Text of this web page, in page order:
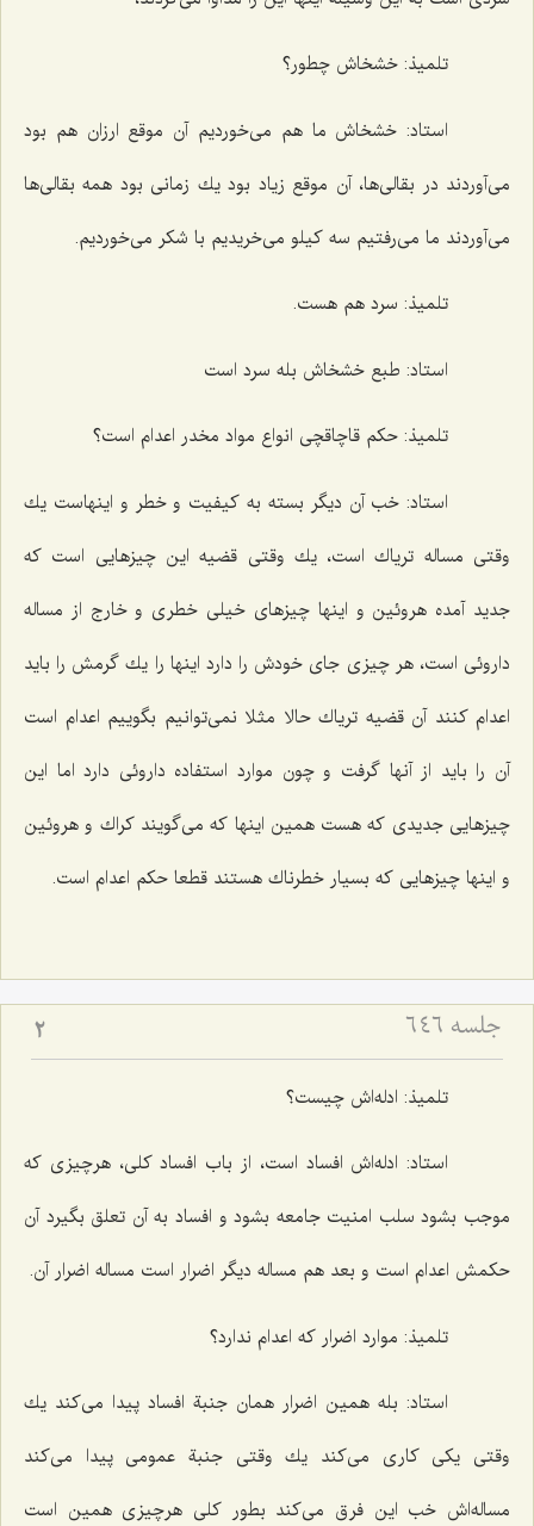
تلمیذ: خشخاش چطور؟
استاد: خشخاش ما هم می‌خوردیم آن موقع ارزان هم بود
می‌آوردند در بقالی‌ها، آن موقع زیاد بود یك زمانی بود همه بقالی‌ها
می‌آوردند ما می‌رفتیم سه كیلو می‌خریدیم با شكر می‌خوردیم.
تلمیذ: سرد هم هست.
استاد: طبع خشخاش بله سرد است
تلمیذ: حكم قاچاقچی انواع مواد مخدر اعدام است؟
استاد: خب آن دیگر بسته به كیفیت و خطر و اینهاست یك
وقتی مساله تریاك است، یك وقتی قضیه این چیزهایی است كه
جدید آمده هروئین و اینها چیزهای خیلی خطری و خارج از مساله
داروئی است، هر چیزی جای خودش را دارد اینها را یك گرمش را باید
اعدام كنند آن قضیه تریاك حالا مثلا نمی‌توانیم بگوییم اعدام است
آن را باید از آنها گرفت و چون موارد استفاده داروئی دارد اما این
چیزهایی جدیدی كه هست همین اینها كه می‌گویند كراك و هروئین
و اینها چیزهایی كه بسیار خطرناك هستند قطعا حكم اعدام است.
جلسه ۶۴۶ 2
تلمیذ: ادله‌اش چیست؟
استاد: ادله‌اش افساد است، از باب افساد كلی، هرچیزی كه
موجب بشود سلب امنیت جامعه بشود و افساد به آن تعلق بگیرد آن
حكمش اعدام است و بعد هم مساله دیگر اضرار است مساله اضرار آن.
تلمیذ: موارد اضرار كه اعدام ندارد؟
استاد: بله همین اضرار همان جنبة افساد پیدا می‌كند یك
وقتی یكی كاری می‌كند یك وقتی جنبة عمومی پیدا می‌كند
مساله‌اش خب این فرق می‌كند بطور كلی هرچیزی همین است